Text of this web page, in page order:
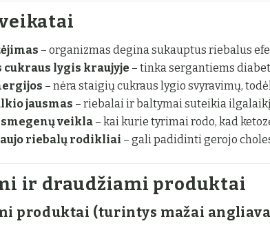
– organizmas degina sukauptus riebalus
cukraus lygis kraujyje – tinka sergantiems
– nėra staigių cukraus lygio svyravimų,
jausmas – riebalai ir baltymai suteikia
veikla – kai kurie tyrimai rodo, kad
riebalų rodikliai – gali padidinti gerojo
ir draudžiami produktai
produktai (turintys mažai